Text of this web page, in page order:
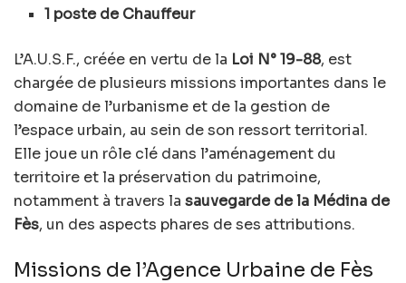
1 poste de Chauffeur
L’A.U.S.F., créée en vertu de la Loi N° 19-88, est
chargée de plusieurs missions importantes dans le
domaine de l’urbanisme et de la gestion de
l’espace urbain, au sein de son ressort territorial.
Elle joue un rôle clé dans l’aménagement du
territoire et la préservation du patrimoine,
notamment à travers la sauvegarde de la Médina de
Fès, un des aspects phares de ses attributions.
Missions de l’Agence Urbaine de Fès